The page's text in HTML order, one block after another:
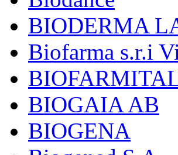
BIODERMA
Biofarma s.r.i
BIOGAIA AB
BIOGENA